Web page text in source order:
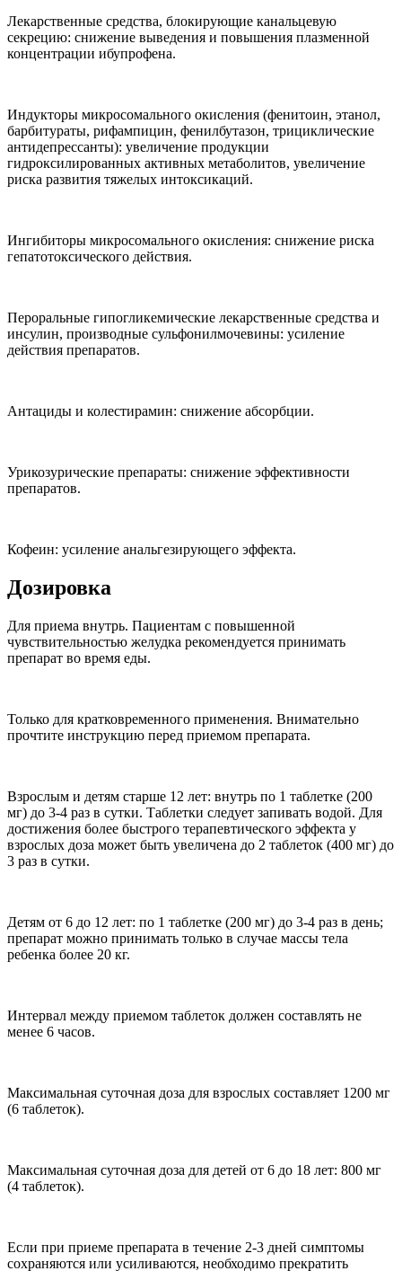
Лекарственные средства, блокирующие канальцевую
секрецию: снижение выведения и повышения плазменной
концентрации ибупрофена.
Индукторы микросомального окисления (фенитоин, этанол,
барбитураты, рифампицин, фенилбутазон, трициклические
антидепрессанты): увеличение продукции
гидроксилированных активных метаболитов, увеличение
риска развития тяжелых интоксикаций.
Ингибиторы микросомального окисления: снижение риска
гепатотоксического действия.
Пероральные гипогликемические лекарственные средства и
инсулин, производные сульфонилмочевины: усиление
действия препаратов.
Антациды и колестирамин: снижение абсорбции.
Урикозурические препараты: снижение эффективности
препаратов.
Кофеин: усиление анальгезирующего эффекта.
Дозировка
Для приема внутрь. Пациентам с повышенной
чувствительностью желудка рекомендуется принимать
препарат во время еды.
Только для кратковременного применения. Внимательно
прочтите инструкцию перед приемом препарата.
Взрослым и детям старше 12 лет: внутрь по 1 таблетке (200
мг) до 3-4 раз в сутки. Таблетки следует запивать водой. Для
достижения более быстрого терапевтического эффекта у
взрослых доза может быть увеличена до 2 таблеток (400 мг) до
3 раз в сутки.
Детям от 6 до 12 лет: по 1 таблетке (200 мг) до 3-4 раз в день;
препарат можно принимать только в случае массы тела
ребенка более 20 кг.
Интервал между приемом таблеток должен составлять не
менее 6 часов.
Максимальная суточная доза для взрослых составляет 1200 мг
(6 таблеток).
Максимальная суточная доза для детей от 6 до 18 лет: 800 мг
(4 таблеток).
Если при приеме препарата в течение 2-3 дней симптомы
сохраняются или усиливаются, необходимо прекратить